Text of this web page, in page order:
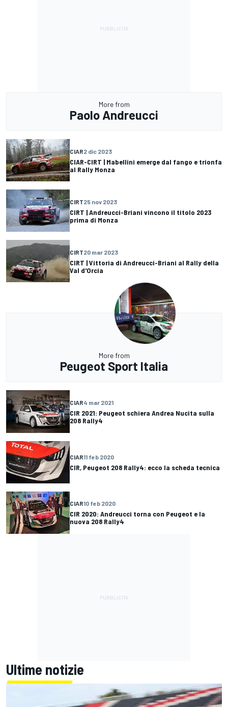
More from
Paolo Andreucci
CIAR2 dic 2023
CIAR-CIRT | Mabellini emerge dal fango e trionfa
al Rally Monza
CIRT25 nov 2023
CIRT | Andreucci-Briani vincono il titolo 2023
prima di Monza
CIRT20 mar 2023
CIRT | Vittoria di Andreucci-Briani al Rally della
Val d'Orcia
More from
Peugeot Sport Italia
CIAR4 mar 2021
CIR 2021: Peugeot schiera Andrea Nucita sulla
208 Rally4
CIAR11 feb 2020
CIR, Peugeot 208 Rally4: ecco la scheda tecnica
CIAR10 feb 2020
CIR 2020: Andreucci torna con Peugeot e la
nuova 208 Rally4
Ultime notizie